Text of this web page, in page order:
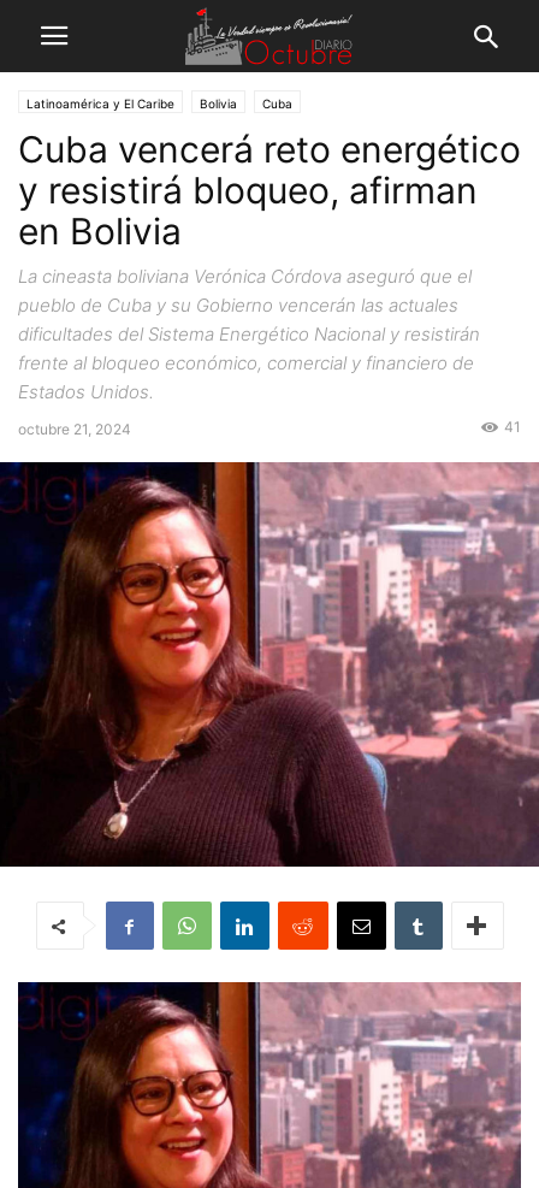
Latinoamérica y El Caribe Bolivia Cuba
Cuba vencerá reto energético
y resistirá bloqueo, afirman
en Bolivia
La cineasta boliviana Verónica Córdova aseguró que el
pueblo de Cuba y su Gobierno vencerán las actuales
dificultades del Sistema Energético Nacional y resistirán
frente al bloqueo económico, comercial y financiero de
Estados Unidos.
octubre 21, 2024 41